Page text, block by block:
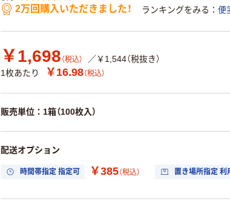
2万回購入いただきました！ ランキングをみる 便
￥1,698 （税込）
／￥1,544（税抜き）
1枚あたり
￥16.98（税込）
販売単位：1箱（100枚入）
配送オプション
時間帯指定 指定可 ￥385（税込） 置き場所指定 利